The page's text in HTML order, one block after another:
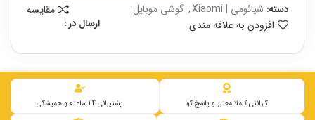
دسته: شیائومی | Xiaomi , گوشی موبایل
مقایسه
افزودن به علاقه مندی
ارسال در :
گارانتی کاملا معتبر و پاسخ گو پشتیبانی 24 ساعته و همیشگی